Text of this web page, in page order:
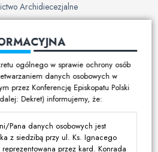
Archidiecezjalne
Cmentarze
duszpasterski
pracy duszpasterskiej
specjalistyczne
i stowarzyszenia
ogólnego w sprawie ochrony osób
danych osobowych w
przez Konferencję Episkopatu Polski
Dekret) informujemy, że:
Pana danych osobowych jest
z siedzibą przy ul. Ks. Ignacego
przez kard. Konrada